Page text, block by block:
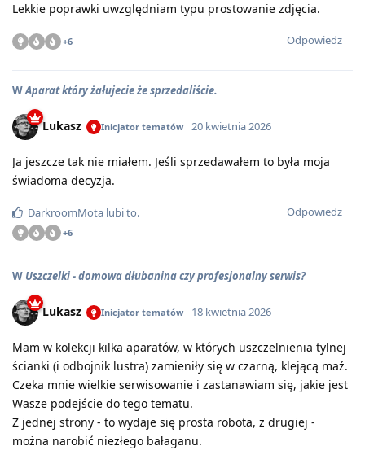
Lekkie poprawki uwzględniam typu prostowanie zdjęcia.
Odpowiedz
+6
WAparat który żałujecie że sprzedaliście.
Lukasz Inicjator tematów 20 kwietnia 2026
Ja jeszcze tak nie miałem. Jeśli sprzedawałem to była moja
świadoma decyzja.
Odpowiedz
DarkroomMota lubi to.
+6
W Uszczelki - domowa dłubanina czy profesjonalny serwis?
Lukasz Inicjator tematów 18 kwietnia 2026
Mam w kolekcji kilka aparatów, w których uszczelnienia tylnej
ścianki (i odbojnik lustra) zamieniły się w czarną, klejącą maź.
Czeka mnie wielkie serwisowanie i zastanawiam się, jakie jest
Wasze podejście do tego tematu.
Z jednej strony - to wydaje się prosta robota, z drugiej -
można narobić niezłego bałaganu.